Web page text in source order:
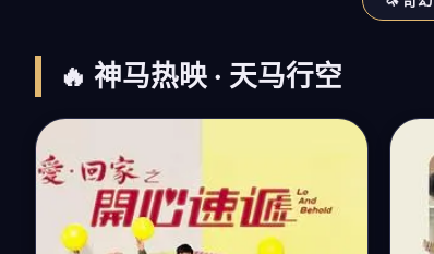
🔥 神马热映 · 天马行空